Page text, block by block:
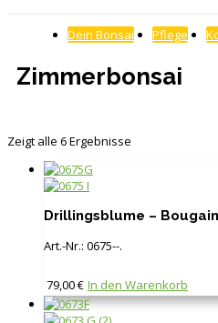
Pflege
Dein Bonsai
Zimmerbonsai
Zeigt alle 6 Ergebnisse
Drillingsblume –
Art.-Nr.: 0675--.
79,00€ In den Warenkorb